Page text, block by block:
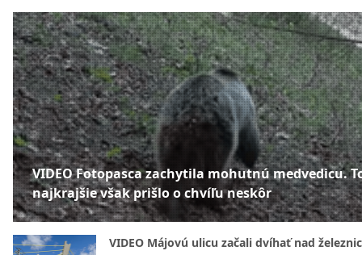
VIDEO Fotopasca zachytila mohutnú medvedicu.
najkrajšie však prišlo o chvíľu neskôr
VIDEO Májovú ulicu začali dvíhať nad